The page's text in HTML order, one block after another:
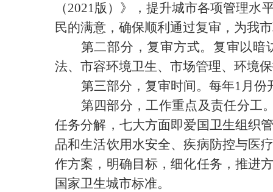
（2021版）》，提升城市各项管理水
民的满意 ，确保顺利通过复审，为我
第二部分，复审方式。复审以暗
法、市容环境卫生、市场管理、环境
第三部分，复审时间。 每年1月份
第四部分，工作重点及责任分工
任务分解， 七大方面即爱国卫生组织
品和生活饮用水安全、疾病防控与医
作方案，明确目标，细化任务 ，推进
国家卫生城市标准。